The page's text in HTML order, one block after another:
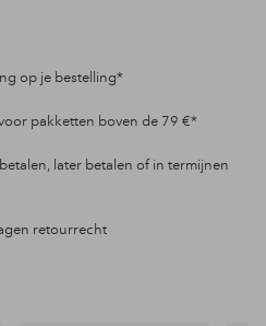
op je bestelling*
pakketten boven de 79 €*
later betalen of in termijnen
retourrecht